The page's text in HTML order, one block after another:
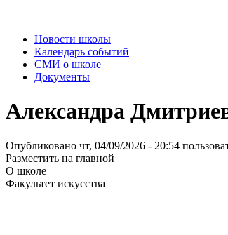
Новости школы
Календарь событий
СМИ о школе
Документы
Александра
Опубликовано чт, 04/09/2026 - 20:54
Разместить на главной
О школе
Факультет искусства